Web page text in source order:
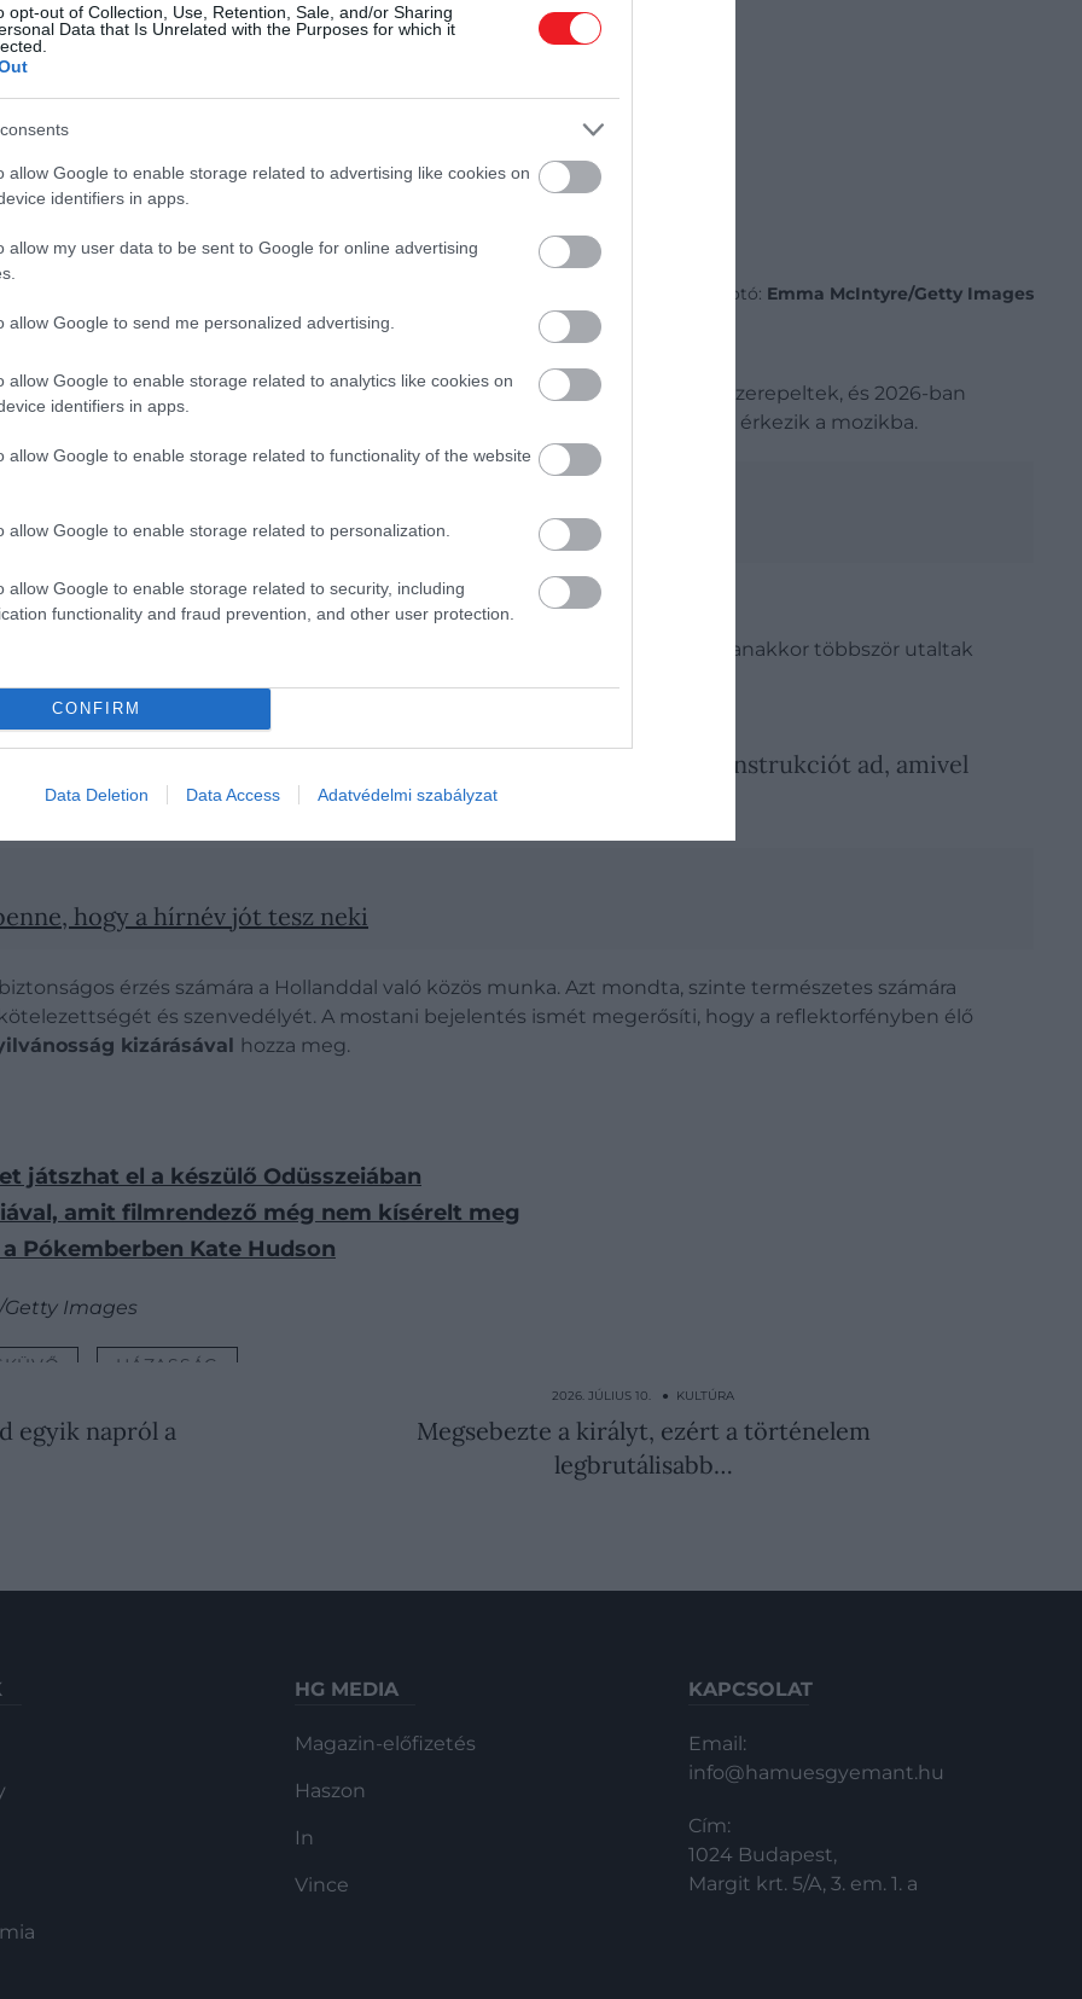
opt-out of Collection, Use, Retention, Sale, and/or Sharing
Data that Is Unrelated with the Purposes for which it
allow Google to enable storage related to advertising like cookies on
identifiers in apps.
allow my user data to be sent to Google for online advertising
allow Google to send me personalized advertising.
allow Google to enable storage related to analytics like cookies on
identifiers in apps.
allow Google to enable storage related to functionality of the website
allow Google to enable storage related to personalization.
allow Google to enable storage related to security, including
functionality and fraud prevention, and other user protection.
CONFIRM
Data Deletion Data Access Adatvédelmi szabályzat
Fotó: Emma McIntyre/Getty Images
filmekben Peter Parker és MJ szerepében már két folytatásban is együtt szerepeltek, és 2026-ban
Man: Brand New Day című filmje érkezik a mozikba.
szerepel Christopher Nolan új filmjében
óvják a magánéletüket, ritkán beszélnek kapcsolatukról. Ugyanakkor többször utaltak
valaha történt velem. Amikor a forgatáson egy rendező olyan instrukciót ad, amivel
összenézés, és már tudjuk, hogy később megbeszéljük.
hogy a hírnév jót tesz neki
érzés számára a Hollanddal való közös munka. Azt mondta, szinte természetes számára
és szenvedélyét. A mostani bejelentés ismét megerősíti, hogy a reflektorfényben élő
kizárásával hozza meg.
játszhat el a készülő Odüsszeiában
amit filmrendező még nem kísérelt meg
Pókemberben Kate Hudson
Images
HÁZASSÁG
egyik napról a
2026. JÚLIUS 10. ● KULTÚRA
Megsebezte a királyt, ezért a történelem
legbrutálisabb…
HG MEDIA
Magazin-előfizetés
Haszon
In
Vince
KAPCSOLAT
Email:
info@hamuesgyemant.hu
Cím:
1024 Budapest,
Margit krt. 5/A, 3. em. 1. a